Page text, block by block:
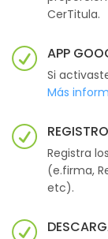
CerTitula.
APP
Si
Más
Registra
(e.firma,
etc).